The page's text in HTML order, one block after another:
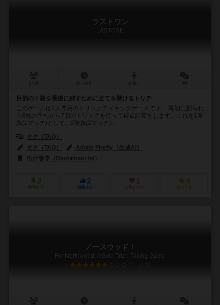
ラストワン
LASTONE
目的の１枚を最後に残すために全てを懸けるトリテ
このゲームは2人専用のトリックテイキングゲームです。 最初に配られ
た8枚の手札から7回のトリックを行って得点計算をします。これを1勝
負(1マッチ)として、2勝負(2マッチ)...
タク（TAQ）
タク（TAQ）
Adobe Firefly（生成AI）
出汁巻亭（Dashimaki tei）
2
興味あり
2
経験あり
1
お気に入り
9
持ってる
ノースウッド！
For Northwood! A Solo Trick-Taking Game
6.5